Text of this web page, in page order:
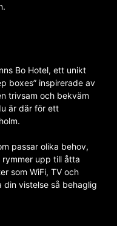
Bo Hotel, ett unikt
boxes” inspirerade av
trivsam och bekväm
är där för ett
passar olika behov,
upp till åtta
som WiFi, TV och
vistelse så behaglig